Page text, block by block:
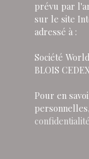
prévu par
sur le site
adressé à :
Société
BLOIS
Pour en
confidentialité